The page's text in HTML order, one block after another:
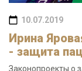
10.07.2019
Ирина
- защита
Законопроекты о